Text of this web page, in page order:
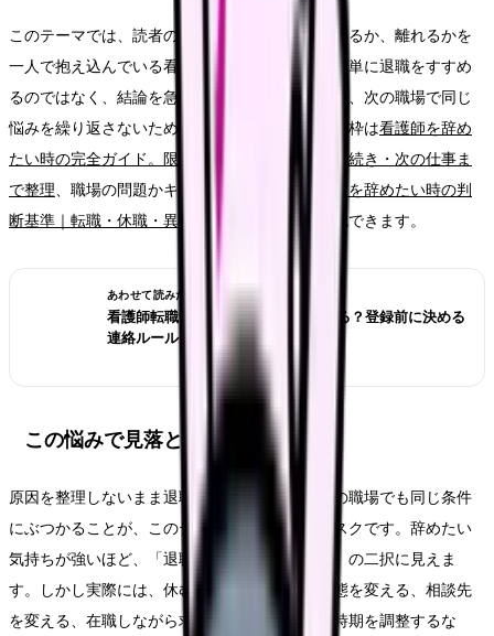
このテーマでは、読者の中心を「今の職場を続けるか、離れるかを
一人で抱え込んでいる看護師さん」に置きます。単に退職をすすめ
るのではなく、結論を急ぐ前に確認したいことと、次の職場で同じ
悩みを繰り返さないための条件を整理します。大枠は看護師を辞め
たい時の完全ガイド。限界サイン・お金・退職手続き・次の仕事ま
で整理 、職場の問題かキャリアの問題かは
看護師を辞めたい時の判
断基準｜転職・休職・異動のどれを選ぶ？
で確認できます。
あわせて読みたい
看護師転職サイトは電話なしで使える？登録前に決める
連絡ルール
この悩みで見落としやすいリスク
原因を整理しないまま退職だけを決めると、次の職場でも同じ条件
にぶつかることが、このテーマの一番大きなリスクです。辞めたい
気持ちが強いほど、「退職するか、我慢するか」の二択に見えま
す。しかし実際には、休む、異動する、勤務形態を変える、相談先
を変える、在職しながら求人を比較する、退職時期を調整するな